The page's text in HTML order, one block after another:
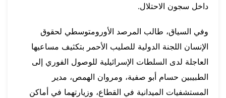
داخل سجون الاحتلال.
وفي السياق، طالب المرصد الأورومتوسطي لحقوق
الإنسان اللجنة الدولية للصليب الأحمر بتكثيف مساعيها
العاجلة لدى السلطات الإسرائيلية للوصول الفوري إلى
الطبيبين حسام أبو صفية، ومروان الهمص، مدير
المستشفيات الميدانية في القطاع، وزيارتهما في أماكن